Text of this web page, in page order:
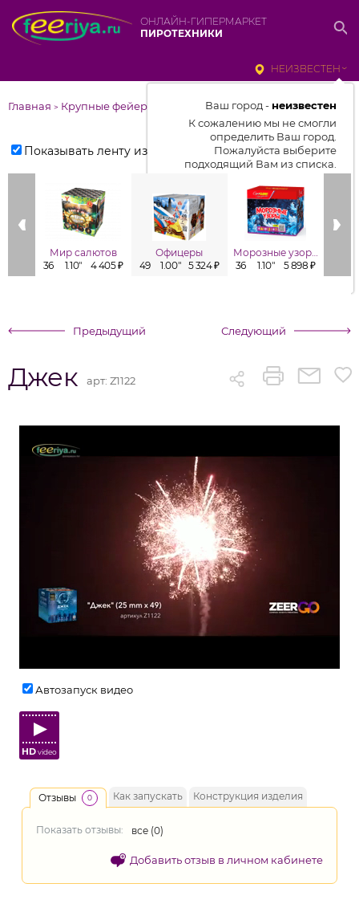
ОНЛАЙН-ГИПЕРМАРКЕТ
ПИРОТЕХНИКИ
НЕИЗВЕСТЕН
Ваш город - неизвестен
К сожалению мы не смогли
определить Ваш город.
Пожалуйста выберите
подходящий Вам из списка.
Выбрать город
От выбранного города зависит
отображаемый ассортимент,
цены, наличие и условия
доставки
Главная > Крупные фейерверки
Показывать ленту изделий
Мир салютов
36
1.10" 4 405 ₽
Офицеры
49
1.00" 5 324 ₽
Морозные узоры
36
1.10" 5 898 ₽
Предыдущий Следующий
Джек арт: Z1122
Автозапуск видео
HDvideo
Отзывы 0 Как запускать Конструкция изделия
Показать отзывы: все (0)
Добавить отзыв в личном кабинете